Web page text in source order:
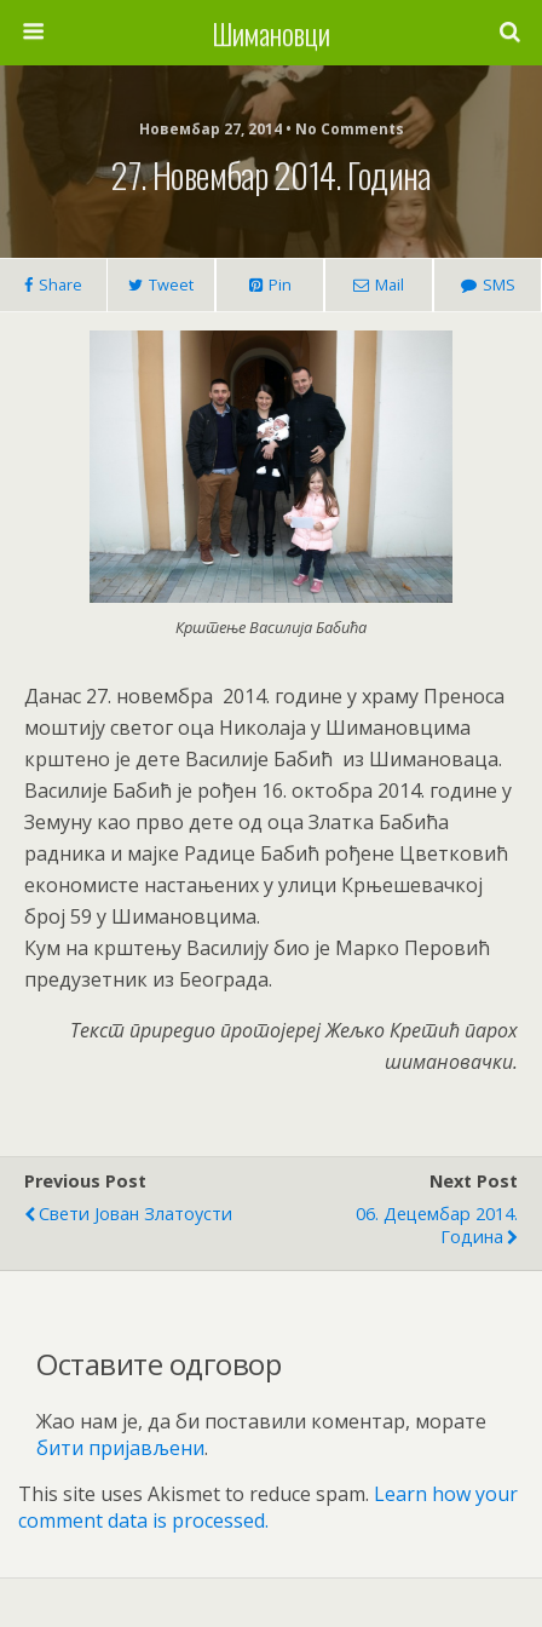
Шимановци
Новембар 27, 2014 • No Comments
27. Новембар 2014. Година
Share Tweet Pin Mail SMS
Крштење Василија Бабића
Данас 27. новембра 2014. године у храму Преноса
моштију светог оца Николаја у Шимановцима
крштено је дете Василије Бабић из Шимановаца.
Василије Бабић је рођен 16. октобра 2014. године у
Земуну као прво дете од оца Златка Бабића
радника и мајке Радице Бабић рођене Цветковић
економисте настањених у улици Крњешевачкој
број 59 у Шимановцима.
Кум на крштењу Василију био је Марко Перовић
предузетник из Београда.
Текст приредио протојереј Жељко Кретић парох
шимановачки.
Previous Post
Свети Јован Златоусти
Next Post
06. Децембар 2014.
Година
Оставите одговор
Жао нам је, да би поставили коментар, морате
бити пријављени.
This site uses Akismet to reduce spam. Learn how your
comment data is processed.